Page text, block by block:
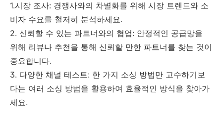
1.시장 조사: 경쟁사와의 차별화를 위해 시장 트렌드와 소
비자 수요를 철저히 분석하세요.
2. 신뢰할 수 있는 파트너와의 협업: 안정적인 공급망을
위해 리뷰나 추천을 통해 신뢰할 만한 파트너를 찾는 것이
중요합니다.
3. 다양한 채널 테스트: 한 가지 소싱 방법만 고수하기보
다는 여러 소싱 방법을 활용하여 효율적인 방식을 찾아가
세요.